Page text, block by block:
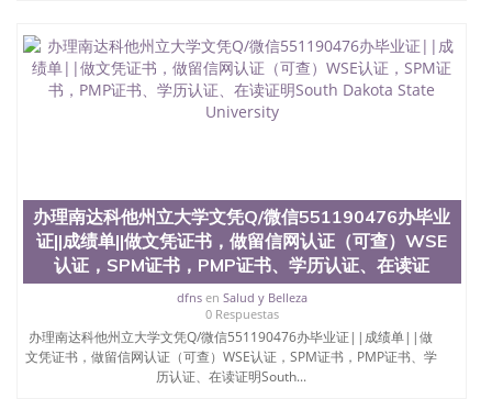
计系更是在当今美国大学教学排名中表现优异。其毕
业生大多可以在其所处地域的世界硅谷中心得到工作
机会。许多硅谷公司甚至在学生大三和大四的学期提
供许多相应科系的实习机会。无论是加州大学系统
地区为全美的重要科技中心。约有学生三万人，超过
134种学士学科和65个硕士学科，并有来自世界60余
国的学生来此就读。其有名的科系如计算机科学，电
子工程学，工商管理学，艺术设计，和航空学等，深
受性肯定及好评；而各种大学部和研究所的商学课程
也吸引了众多不同国家的专业人士前来研究与学习。
二、办理流程： 1、收集客户办理信息； 2、客户付
定金下单； 3、公司确认到账转制作点做电子图；
4、电子图做好发给客户确认； 5、电子图确认好转成
品部做成品； 6、成品做好拍照或者视频确认再付余
办理南达科他州立大学文凭Q/微信551190476办毕业
证||成绩单||做文凭证书，做留信网认证（可查）WSE
认证，SPM证书，PMP证书、学历认证、在读证
dfnsen Salud y Belleza
0 Respuestas
办理南达科他州立大学文凭Q/微信551190476办毕业证||成绩单||做
文凭证书，做留信网认证（可查）WSE认证，SPM证书，PMP证书、学
历认证、在读证明South...